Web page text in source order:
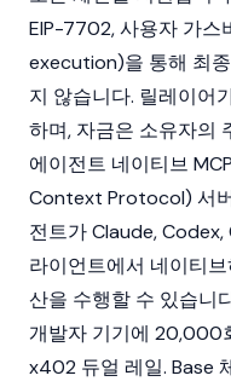
EIP-7702, 사용자 가스
execution)을 통해 최
지 않습니다. 릴레이어
하며, 자금은 소유자의
에이전트 네이티브
Context Protocol) 서
전트가 Claude, Codex,
라이언트에서 네이티
산을 수행할 수 있습니
개발자 기기에 20,000
x402 듀얼 레일. Base